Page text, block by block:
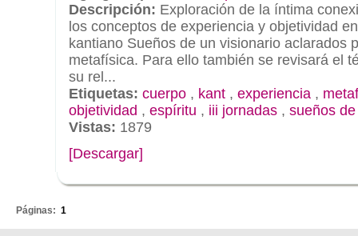
Descripción: Exploración de la íntima
los conceptos de experiencia y objetividad
kantiano Sueños de un visionario aclarados
metafísica. Para ello también se revisará el
su rel...
Etiquetas: cuerpo , kant , experiencia ,
objetividad , espíritu , iii jornadas , sueños
Vistas: 1879
[Descargar]
Páginas: 1